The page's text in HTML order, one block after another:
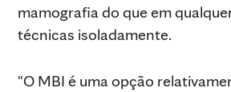
mamografia do que em
técnicas isoladamente.
"O MBI é uma opção